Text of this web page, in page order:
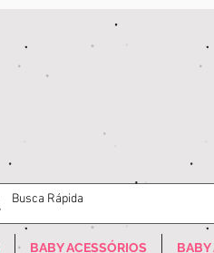
BABY ACESSÓRIOS BABY